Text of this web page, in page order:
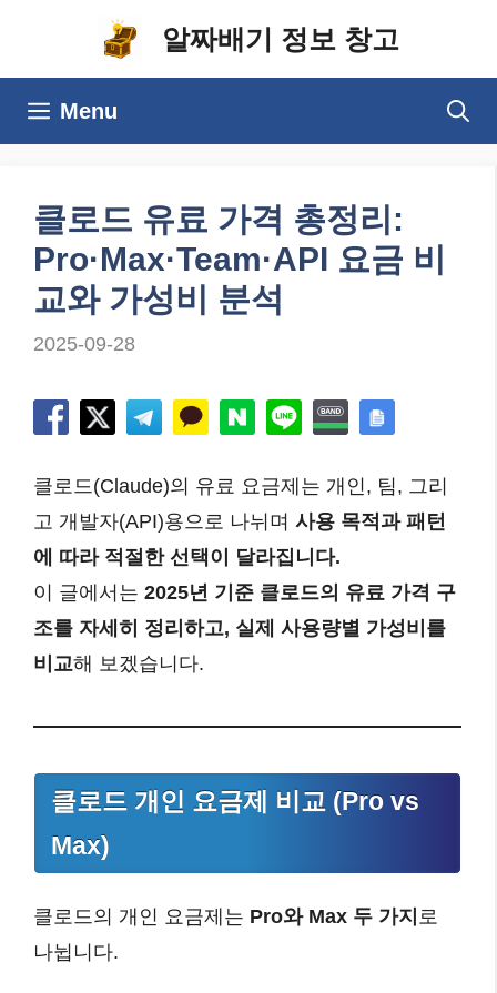
알짜배기 정보 창고
Menu
클로드 유료 가격 총정리:
Pro·Max·Team·API 요금 비
교와 가성비 분석
2025-09-28
클로드(Claude)의 유료 요금제는 개인, 팀, 그리
고 개발자(API)용으로 나뉘며 사용 목적과 패턴
에 따라 적절한 선택이 달라집니다.
이 글에서는 2025년 기준 클로드의 유료 가격 구
조를 자세히 정리하고, 실제 사용량별 가성비를
비교해 보겠습니다.
클로드 개인 요금제 비교 (Pro vs
Max)
클로드의 개인 요금제는 Pro와 Max 두 가지 로
나뉩니다.